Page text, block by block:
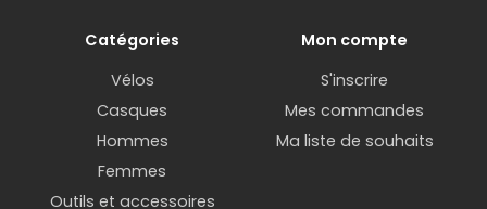
Catégories
Vélos
Casques
Hommes
Femmes
Outils et accessoires
Mon compte
S'inscrire
Mes commandes
Ma liste de souhaits